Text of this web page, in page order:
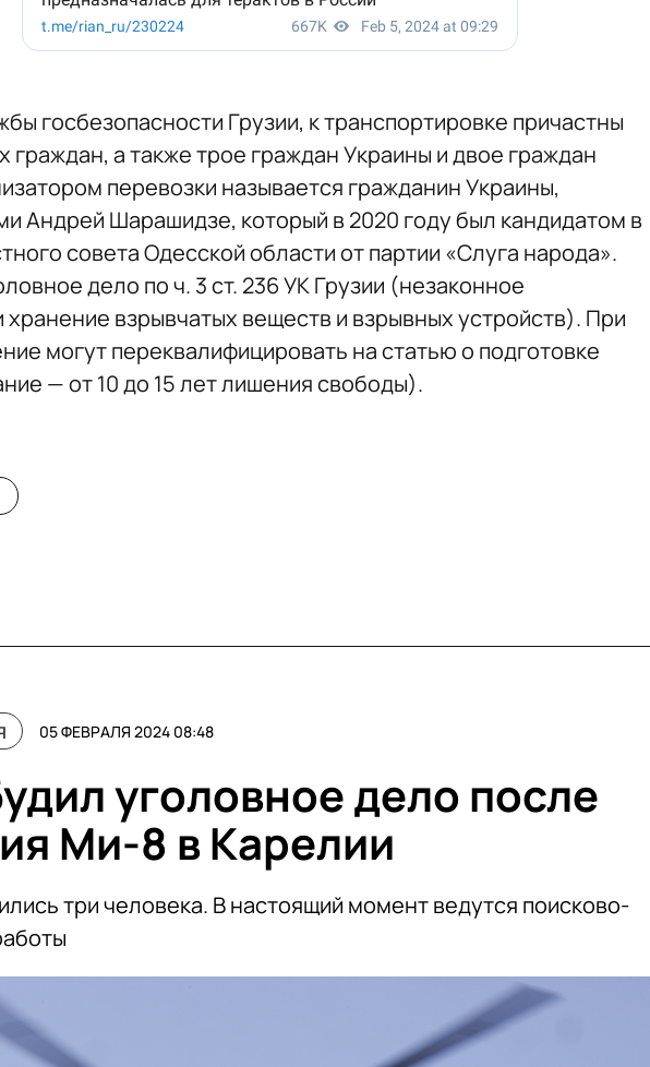
госбезопасности Грузии, к транспортировке причастны
граждан, а также трое граждан Украины и двое граждан
перевозки называется гражданин Украины,
Андрей Шарашидзе, который в 2020 году был кандидатом в
совета Одесской области от партии «Слуга народа».
дело по ч. 3 ст. 236 УК Грузии (незаконное
хранение взрывчатых веществ и взрывных устройств). При
могут переквалифицировать на статью о подготовке
— от 10 до 15 лет лишения свободы).
05 ФЕВРАЛЯ 2024 08:48
уголовное дело после
Ми-8 в Карелии
три человека. В настоящий момент ведутся поисково-